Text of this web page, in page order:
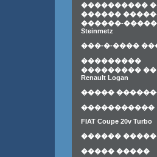
����������
������
������-
Steinmetz
���-�-����
���������
���������
Renault Logan
�����
�����������
FIAT Coupe 20v Turbo
������
����� �����